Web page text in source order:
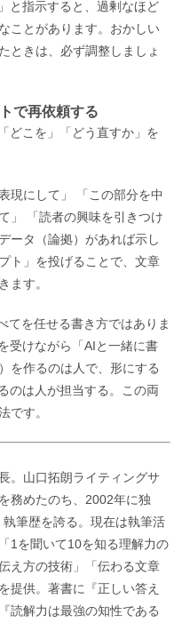
と指示すると、過剰なほど
ことがあります。おかしい
ときは、必ず調整しましょ
で再依頼する
どこを」「どう直すか」を
現にして」 「この部分を中
」 「読者の興味を引きつけ
ータ（論拠）があれば示し
ト」を投げることで、文章
ます。
てを任せる書き方ではありま
受けながら「AIと一緒に書
を作るのは人で、形にする
のは人が担当する。この両
です。
。山口拓朗ライティングサ
務めたのち、2002年に独
筆歴を誇る。現在は執筆活
1を聞いて10を知る理解力の
え方の技術」「伝わる文章
提供。著書に『正しい答え
読解力は最強の知性である